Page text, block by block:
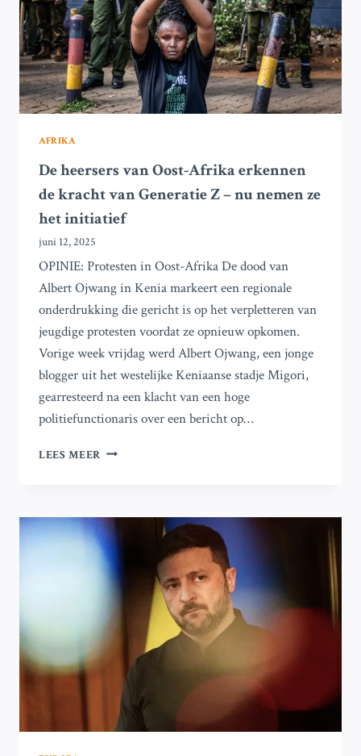
AFRIKA
De heersers van Oost-Afrika erkennen
de kracht van Generatie Z – nu nemen ze
het initiatief
juni 12, 2025
OPINIE: Protesten in Oost-Afrika De dood van
Albert Ojwang in Kenia markeert een regionale
onderdrukking die gericht is op het verpletteren van
jeugdige protesten voordat ze opnieuw opkomen.
Vorige week vrijdag werd Albert Ojwang, een jonge
blogger uit het westelijke Keniaanse stadje Migori,
gearresteerd na een klacht van een hoge
politiefunctionaris over een bericht op…
LEES MEER DE
AFRIKA
ERKENNEN
DE
GENERATIE
Z
NU
NEMEN
HET
INITIATIEF